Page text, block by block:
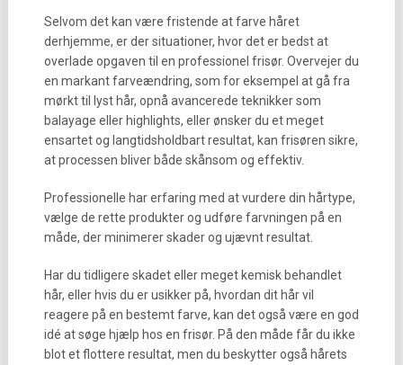
Selvom det kan være fristende at farve håret
derhjemme, er der situationer, hvor det er bedst at
overlade opgaven til en professionel frisør. Overvejer du
en markant farveændring, som for eksempel at gå fra
mørkt til lyst hår, opnå avancerede teknikker som
balayage eller highlights, eller ønsker du et meget
ensartet og langtidsholdbart resultat, kan frisøren sikre,
at processen bliver både skånsom og effektiv.
Professionelle har erfaring med at vurdere din hårtype,
vælge de rette produkter og udføre farvningen på en
måde, der minimerer skader og ujævnt resultat.
Har du tidligere skadet eller meget kemisk behandlet
hår, eller hvis du er usikker på, hvordan dit hår vil
reagere på en bestemt farve, kan det også være en god
idé at søge hjælp hos en frisør. På den måde får du ikke
blot et flottere resultat, men du beskytter også hårets